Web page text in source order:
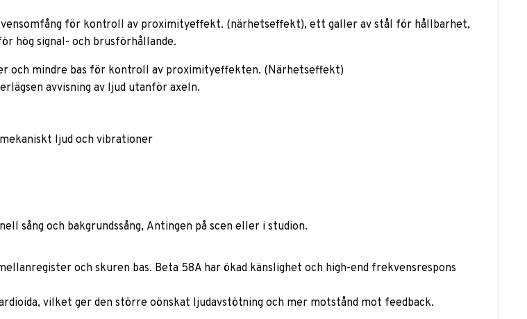
för kontroll av proximityeffekt. (närhetseffekt), ett galler av stål för hållbarhet,
hög signal- och brusförhållande.
och mindre bas för kontroll av proximityeffekten. (Närhetseffekt)
avvisning av ljud utanför axeln.
ljud och vibrationer
sång och bakgrundssång, Antingen på scen eller i studion.
och skuren bas. Beta 58A har ökad känslighet och high-end frekvensrespons
vilket ger den större oönskat ljudavstötning och mer motstånd mot feedback.